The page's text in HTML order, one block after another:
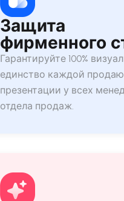
Защита
фирменного
Гарантируйте 100%
единство каждой
презентации у всех
отдела продаж.